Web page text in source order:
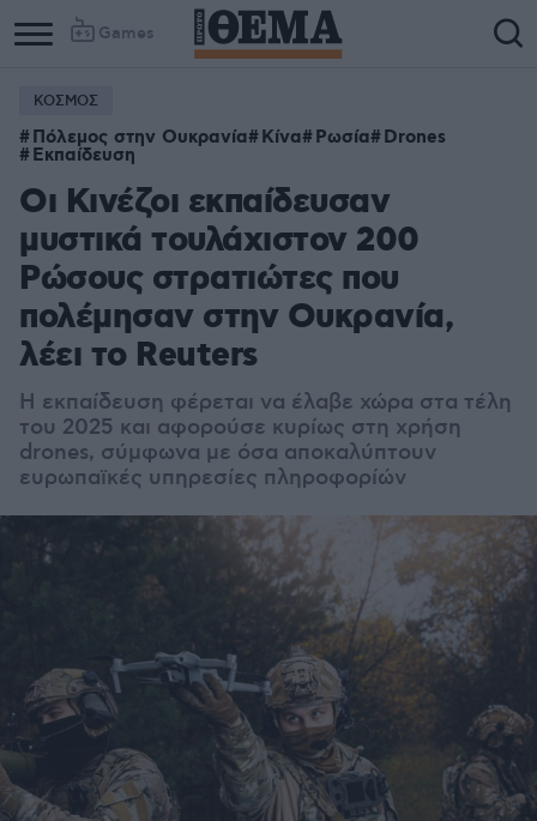
Games
ΚΟΣΜΟΣ
Πόλεμος στην Ουκρανία Κίνα Ρωσία Drones
Εκπαίδευση
Οι Κινέζοι εκπαίδευσαν
μυστικά τουλάχιστον 200
Ρώσους στρατιώτες που
πολέμησαν στην Ουκρανία,
λέει το Reuters
Η εκπαίδευση φέρεται να έλαβε χώρα στα τέλη
του 2025 και αφορούσε κυρίως στη χρήση
drones, σύμφωνα με όσα αποκαλύπτουν
ευρωπαϊκές υπηρεσίες πληροφορίών